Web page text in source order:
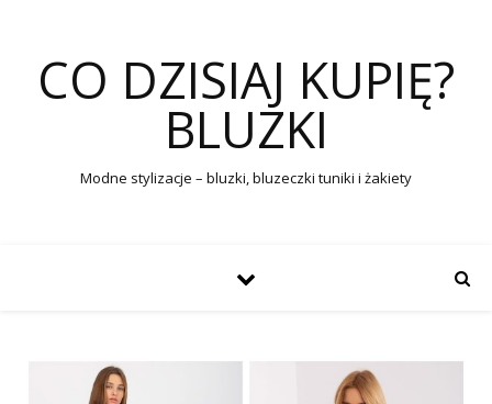
CO DZISIAJ KUPIĘ?
BLUZKI
Modne stylizacje – bluzki, bluzeczki tuniki i żakiety